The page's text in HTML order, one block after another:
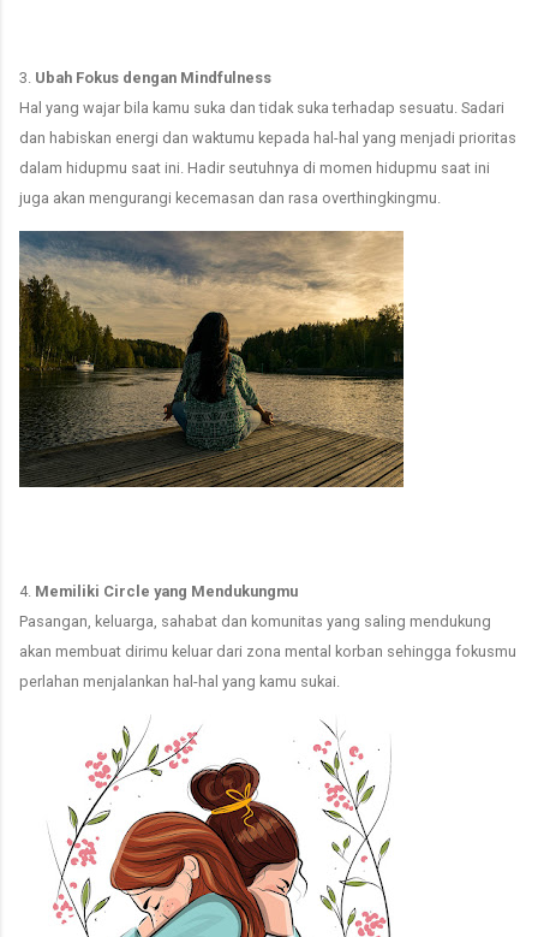
3. Ubah Fokus dengan Mindfulness
Hal yang wajar bila kamu suka dan tidak suka terhadap sesuatu. Sadari
dan habiskan energi dan waktumu kepada hal-hal yang menjadi prioritas
dalam hidupmu saat ini. Hadir seutuhnya di momen hidupmu saat ini
juga akan mengurangi kecemasan dan rasa overthingkingmu.
4. Memiliki Circle yang Mendukungmu
Pasangan, keluarga, sahabat dan komunitas yang saling mendukung
akan membuat dirimu keluar dari zona mental korban sehingga fokusmu
perlahan menjalankan hal-hal yang kamu sukai.